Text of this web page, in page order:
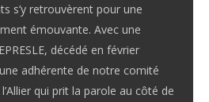
s’y retrouvèrent pour une
émouvante. Avec une
décédé en février
adhérente de notre comité
qui prit la parole au côté de